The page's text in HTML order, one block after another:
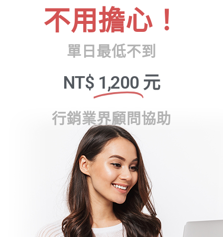
不用擔心！
單日最低不到
NT$ 1,200 元
行銷業界顧問協助